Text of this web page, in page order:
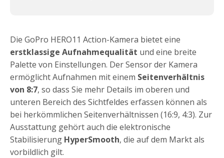
Die GoPro HERO11 Action-Kamera bietet eine
erstklassige Aufnahmequalität und eine breite
Palette von Einstellungen. Der Sensor der Kamera
ermöglicht Aufnahmen mit einem Seitenverhältnis
von 8:7, so dass Sie mehr Details im oberen und
unteren Bereich des Sichtfeldes erfassen können als
bei herkömmlichen Seitenverhältnissen (16:9, 4:3). Zur
Ausstattung gehört auch die elektronische
Stabilisierung HyperSmooth, die auf dem Markt als
vorbildlich gilt.